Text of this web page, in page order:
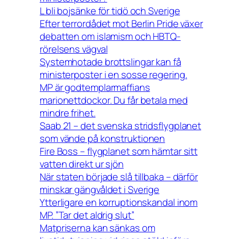
L bli bojsänke för tidö och Sverige
Efter terrordådet mot Berlin Pride växer
debatten om islamism och HBTQ-
rörelsens vägval
Systemhotade brottslingar kan få
ministerposter i en sosse regering.
MP är godtemplarmaffians
marionettdockor. Du får betala med
mindre frihet.
Saab 21 – det svenska stridsflygplanet
som vände på konstruktionen
Fire Boss – flygplanet som hämtar sitt
vatten direkt ur sjön
När staten började slå tillbaka – därför
minskar gängvåldet i Sverige
Ytterligare en korruptionskandal inom
MP. ”Tar det aldrig slut”
Matpriserna kan sänkas om